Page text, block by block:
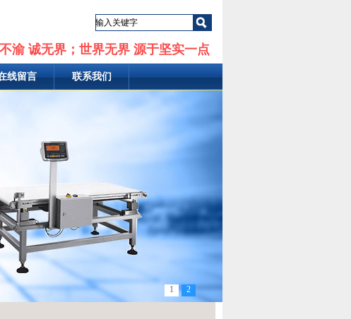
渝 诚无界；世界无界 源于坚实一点
线留言 联系我们
1 2